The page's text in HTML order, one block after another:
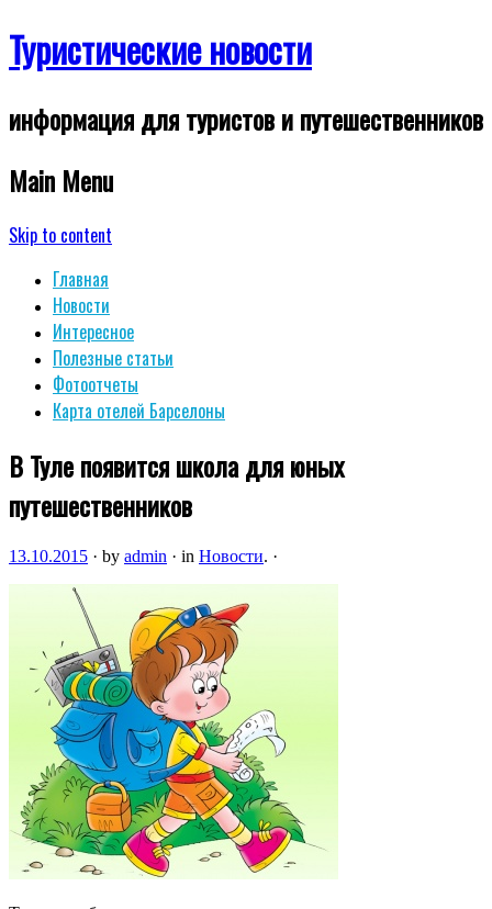
Туристические новости
информация для туристов и путешественников
Main Menu
Skip to content
Главная
Новости
Интересное
Полезные статьи
Фотоотчеты
Карта отелей Барселоны
В Туле появится школа для юных
путешественников
13.10.2015 · by admin · in Новости. ·